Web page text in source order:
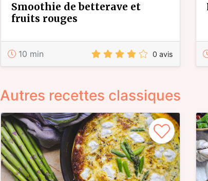
smoothie de betterave et
fruits rouges
10 min 0 avis
Autres recettes classiques